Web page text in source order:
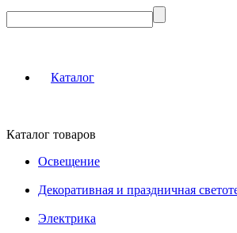
Каталог
Каталог товаров
Освещение
Декоративная и праздничная
Электрика